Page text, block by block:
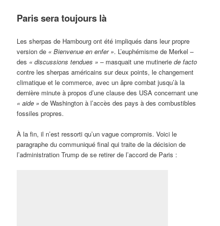
Paris sera toujours là
Les sherpas de Hambourg ont été impliqués dans leur propre
version de « Bienvenue en enfer ». L’euphémisme de Merkel –
des « discussions tendues » – masquait une mutineriede facto
contre les sherpas américains sur deux points, le changement
climatique et le commerce, avec un âpre combat jusqu’à la
dernière minute à propos d’une clause des USA concernant une
« aide » de Washington à l’accès des pays à des combustibles
fossiles propres.
À la fin, il n’est ressorti qu’un vague compromis. Voici le
paragraphe du communiqué final qui traite de la décision de
l’administration Trump de se retirer de l’accord de Paris :